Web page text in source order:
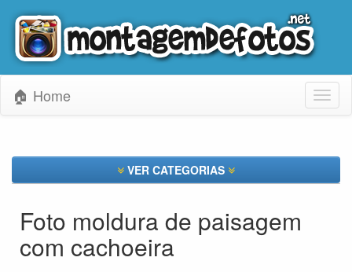
🏠 Home
VER CATEGORIAS
Foto moldura de paisagem
com cachoeira